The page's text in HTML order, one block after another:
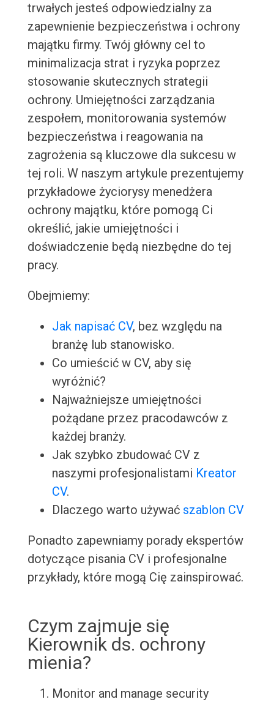
trwałych jesteś odpowiedzialny za
zapewnienie bezpieczeństwa i ochrony
majątku firmy. Twój główny cel to
minimalizacja strat i ryzyka poprzez
stosowanie skutecznych strategii
ochrony. Umiejętności zarządzania
zespołem, monitorowania systemów
bezpieczeństwa i reagowania na
zagrożenia są kluczowe dla sukcesu w
tej roli. W naszym artykule prezentujemy
przykładowe życiorysy menedżera
ochrony majątku, które pomogą Ci
określić, jakie umiejętności i
doświadczenie będą niezbędne do tej
pracy.
Obejmiemy:
Jak napisać CV, bez względu na
branżę lub stanowisko.
Co umieścić w CV, aby się
wyróżnić?
Najważniejsze umiejętności
pożądane przez pracodawców z
każdej branży.
Jak szybko zbudować CV z
naszymi profesjonalistami Kreator
CV.
Dlaczego warto używać szablon CV
Ponadto zapewniamy porady ekspertów
dotyczące pisania CV i profesjonalne
przykłady, które mogą Cię zainspirować.
Czym zajmuje się
Kierownik ds. ochrony
mienia?
Monitor and manage security